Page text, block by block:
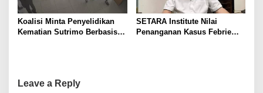
Koalisi Minta Penyelidikan
Kematian Sutrimo Berbasis
SETARA Institute Nilai
Penanganan Kasus Febrie
Leave a Reply